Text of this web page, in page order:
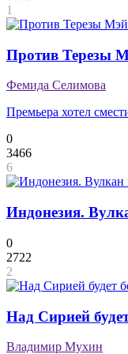
1
Против Терезы
Фемида Селимова
Премьера хотел
0
3466
6
Индонезия.
0
2722
2
Над Сирией
Владимир Мухин